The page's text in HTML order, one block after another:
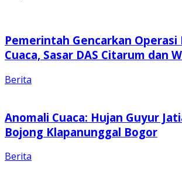
Pemerintah Gencarkan
Cuaca, Sasar DAS Citarum dan
Berita
Anomali Cuaca: Hujan Guyur
Bojong Klapanunggal Bogor
Berita